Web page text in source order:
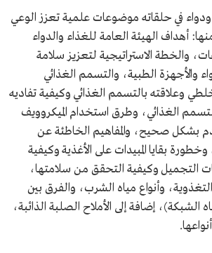
في حلقاته موضوعات علمية تعزز الوعي
أهداف الهيئة العامة للغذاء والدواء
والخطة الاستراتيجية لتعزيز سلامة
والأجهزة الطبية، والتسمم الغذائي
وعلاقته بالتسمم الغذائي وكيفية تفاديه
الغذائي، وطرق استخدام الميكروويف
بشكل صحيح، والمفاهيم الخاطئة عن
بقايا المبيدات على الأغذية وكيفية
التجميل وكيفية التحقق من سلامتها،
وأنواع مياه الشرب، والفرق بين
الشبكة)، إضافة إلى الأملاح الصلبة الذائبة،